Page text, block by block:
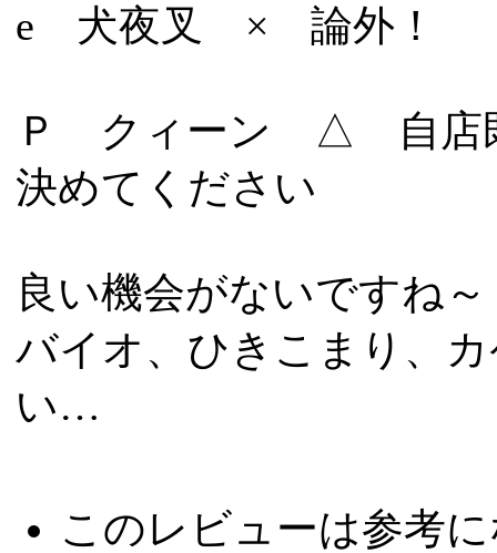
e 犬夜叉 × 論外！
Ｐ クィーン △ 自店既
決めてください
良い機会がないですね～
バイオ、ひきこまり、
い…
このレビューは参考